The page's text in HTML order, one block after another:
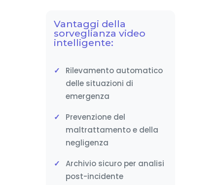
Vantaggi della
sorveglianza video
intelligente:
Rilevamento automatico
delle situazioni di
emergenza
Prevenzione del
maltrattamento e della
negligenza
Archivio sicuro per analisi
post-incidente